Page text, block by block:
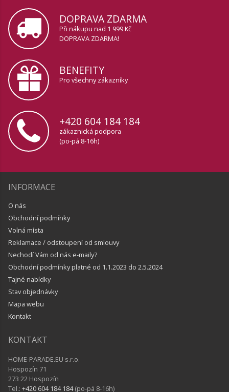
DOPRAVA ZDARMA
Při nákupu nad 1 999 Kč
DOPRAVA ZDARMA!
BENEFITY
Pro všechny zákazníky
+420 604 184 184
zákaznická podpora
(po-pá 8-16h)
INFORMACE
O nás
Obchodní podmínky
Volná místa
Reklamace / odstoupení od smlouvy
Nechodí Vám od nás e-maily?
Obchodní podmínky platné od 1.1.2023 do 2.5.2024
Tajné nabídky
Stav objednávky
Mapa webu
Kontakt
KONTAKT
HOME-PARADE.EU s.r.o.
Hospozín 71
273 22 Hospozín
Tel.: +420 604 184 184(po-pá 8-16h)